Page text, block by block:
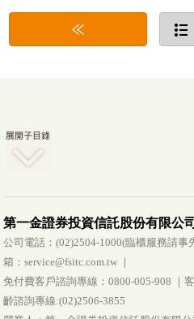
第一金證券投資信託股份有限
公司電話：(02)2504-1000(臨櫃服務請
箱：service@fsitc.com.tw ｜
免付費客戶諮詢專線：0800-005-908 ｜
齡諮詢專線:(02)2506-3855